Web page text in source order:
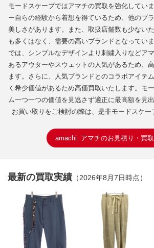
モードスケープではアマチの買取を強化してい
ー自らの経験から着想を得ているため、他のブ
美しさがあります。また、取扱店舗数も少ない
も多くはなく、需要の高いブランドとなってい
では、シンプルなデザインより刺繍入りなどア
あるアウターやスウェットの人気があるため、
ます。さらに、人気ブランドとのコラボアイテ
く希少価値があるため高価買取いたします。モ
ム一つ一つの価値を見逃さず適正に最高額を見
お買い取りをご検討の際は、是非モードスケー
amachi. アマチのお見積り・買
最新の買取実績 （2026年8月7日時点）